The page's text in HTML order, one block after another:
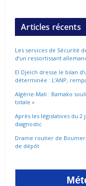
Articles récents
Les services de Sécurité
d’un ressortissant
El Djeïch dresse le bilan
déterminée : L’ANP,
Algérie-Mali : Bamako
totale »
Après les législatives du 2
diagnostic
Drame routier de
de dépôt